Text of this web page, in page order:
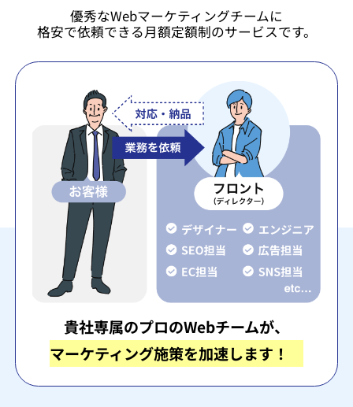
優秀なWebマーケティングチームに
格安で依頼できる月額定額制のサービスです。
貴社専属のプロのWebチームが、
マーケティング施策を加速します！